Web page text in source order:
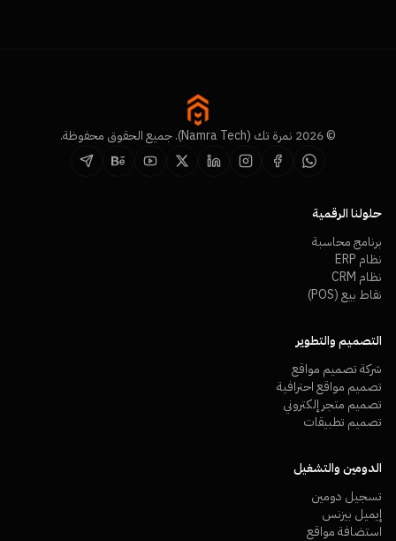
© 2026 نمرة تك (Namra Tech). جميع الحقوق محفوظة.
حلولنا الرقمية
برنامج محاسبة
نظام ERP
نظام CRM
نقاط بيع (POS)
التصميم والتطوير
شركة تصميم مواقع
تصميم مواقع احترافية
تصميم متجر إلكتروني
تصميم تطبيقات
الدومين والتشغيل
تسجيل دومين
إيميل بيزنس
استضافة مواقع